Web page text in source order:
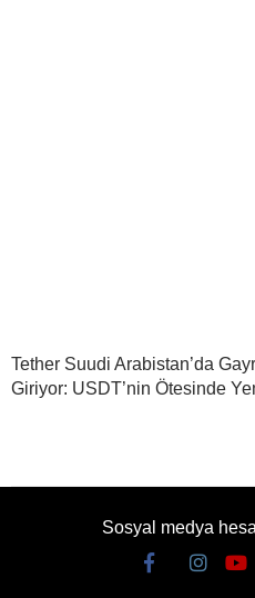
Tether Suudi Arabistan’da
Giriyor: USDT’nin Ötesinde
Sosyal medya